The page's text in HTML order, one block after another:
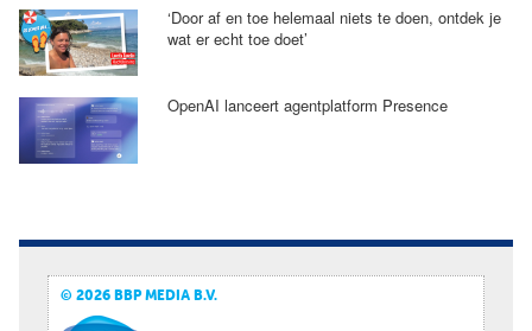
‘Door af en toe helemaal niets te doen, ontdek je
wat er echt toe doet’
OpenAI lanceert agentplatform Presence
© 2026 BBP MEDIA B.V.